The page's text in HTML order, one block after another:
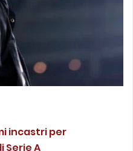
incastri per
Serie A